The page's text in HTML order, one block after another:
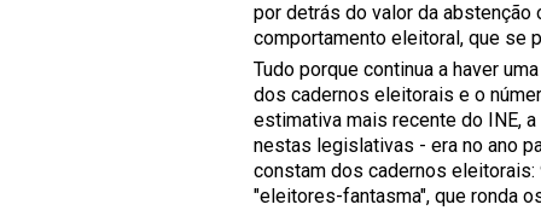
por detrás do valor da
comportamento eleitoral, que se
Tudo porque continua a haver
dos cadernos eleitorais e o
estimativa mais recente do INE,
nestas legislativas - era no ano
constam dos cadernos eleitorais:
"eleitores-fantasma", que ronda